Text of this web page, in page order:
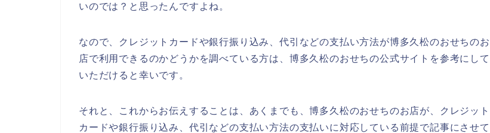
いのでは？と思ったんですよね。
なので、クレジットカードや銀行振り込み、代引などの支払い方法が博多久松のおせちのお
店で利用できるのかどうかを調べている方は、博多久松のおせちの公式サイトを参考にして
いただけると幸いです。
それと、これからお伝えすることは、あくまでも、博多久松のおせちのお店が、クレジット
カードや銀行振り込み、代引などの支払い方法の支払いに対応している前提で記事にさせて